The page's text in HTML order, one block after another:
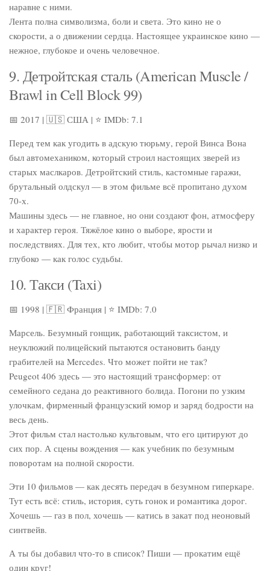
наравне с ними.
Лента полна символизма, боли и света. Это кино не о
скорости, а о движении сердца. Настоящее украинское кино —
нежное, глубокое и очень человечное.
9. Детройтская сталь (American Muscle /
Brawl in Cell Block 99)
📅 2017 | 🇺🇸 США | ⭐ IMDb: 7.1
Перед тем как угодить в адскую тюрьму, герой Винса Вона
был автомехаником, который строил настоящих зверей из
старых маслкаров. Детройтский стиль, кастомные гаражи,
брутальный олдскул — в этом фильме всё пропитано духом
70-х.
Машины здесь — не главное, но они создают фон, атмосферу
и характер героя. Тяжёлое кино о выборе, ярости и
последствиях. Для тех, кто любит, чтобы мотор рычал низко и
глубоко — как голос судьбы.
10. Такси (Taxi)
📅 1998 | 🇫🇷 Франция | ⭐ IMDb: 7.0
Марсель. Безумный гонщик, работающий таксистом, и
неуклюжий полицейский пытаются остановить банду
грабителей на Mercedes. Что может пойти не так?
Peugeot 406 здесь — это настоящий трансформер: от
семейного седана до реактивного болида. Погони по узким
улочкам, фирменный французский юмор и заряд бодрости на
весь день.
Этот фильм стал настолько культовым, что его цитируют до
сих пор. А сцены вождения — как учебник по безумным
поворотам на полной скорости.
Эти 10 фильмов — как десять передач в безумном гиперкаре.
Тут есть всё: стиль, история, суть гонок и романтика дорог.
Хочешь — газ в пол, хочешь — катись в закат под неоновый
синтвейв.
А ты бы добавил что-то в список? Пиши — прокатим ещё
один круг!